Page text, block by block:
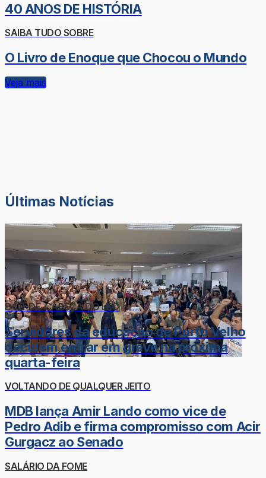
40 ANOS DE HISTÓRIA
SAIBA TUDO SOBRE
O Livro de Enoque que Chocou o Mundo
Veja mais
Últimas Notícias
DOR-DE-CABEÇA DO LÉO
Servidores da educação de Porto Velho
decidem entrar em greve na próxima
quarta-feira
VOLTANDO DE QUALQUER JEITO
MDB lança Amir Lando como vice de
Pedro Adib e firma compromisso com Acir
Gurgacz ao Senado
SALÁRIO DA FOME